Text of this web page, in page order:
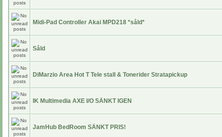
Midi-Pad Controller Akai MPD218 *såld*
Såld
DiMarzio Area Hot T Tele stall & Tonerider Stratapickup
IK Multimedia AXE I/O SÄNKT IGEN
JamHub BedRoom SÄNKT PRIS!